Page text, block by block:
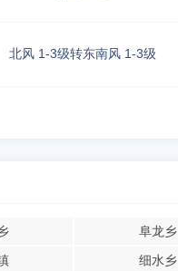
北风 1-3级转东南风 1-3级
阜龙乡
细水乡